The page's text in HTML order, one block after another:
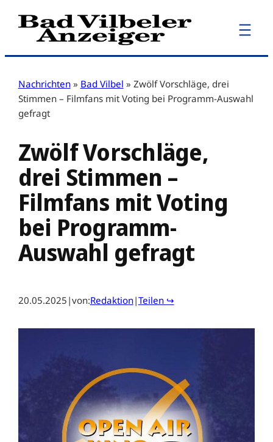
Zum
Inhalt
Nachrichten » Bad Vilbel » Zwölf Vorschläge, drei
Stimmen – Filmfans mit Voting bei Programm-Auswahl
gefragt
Zwölf Vorschläge,
drei Stimmen –
Filmfans mit Voting
bei Programm-
Auswahl gefragt
20.05.2025 |von:Redaktion|Teilen ↪